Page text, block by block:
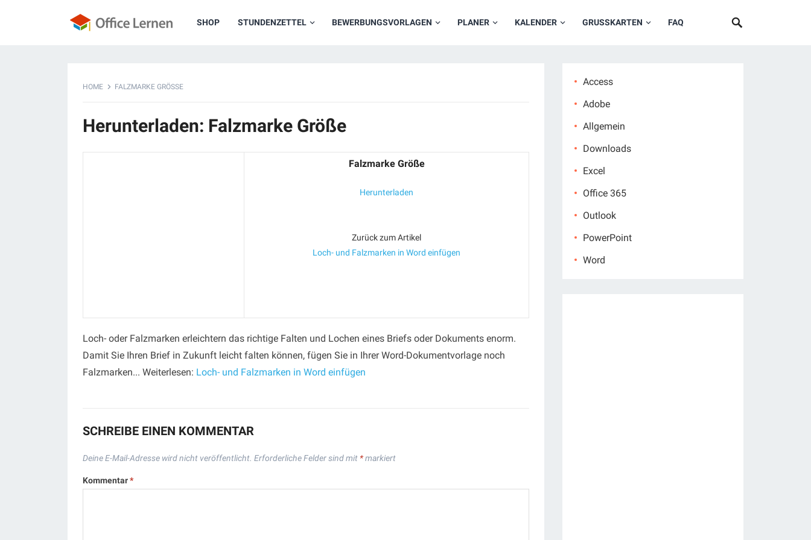
SHOP STUNDENZETTEL BEWERBUNGSVORLAGEN PLANER KALENDER GRUSSKARTEN FAQ
HOME FALZMARKE GRÖSSE
Herunterladen: Falzmarke Größe
Falzmarke Größe
Herunterladen
Zurück zum Artikel
Loch- und Falzmarken in Word einfügen
Loch- oder Falzmarken erleichtern das richtige Falten und Lochen eines Briefs oder Dokuments enorm.
Damit Sie Ihren Brief in Zukunft leicht falten können, fügen Sie in Ihrer Word-Dokumentvorlage noch
Falzmarken... Weiterlesen: Loch- und Falzmarken in Word einfügen
SCHREIBE EINEN KOMMENTAR
Deine E-Mail-Adresse wird nicht veröffentlicht. Erforderliche Felder sind mit *markiert
Kommentar*
Access
Adobe
Allgemein
Downloads
Excel
Office 365
Outlook
PowerPoint
Word